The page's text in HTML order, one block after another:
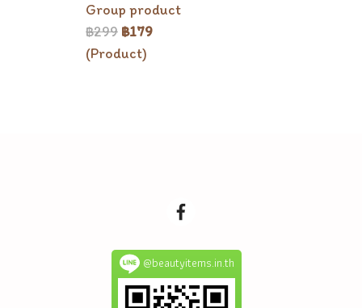
Group product
฿299 ฿179
(Product)
@beautyitems.in.th